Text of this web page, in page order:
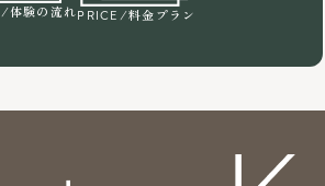
/体験の流れPRICE /料金プラン